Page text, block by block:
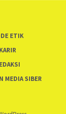
ETIK
KARIR
MEDIA SIBER